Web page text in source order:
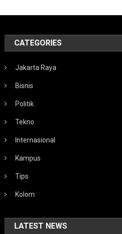
CATEGORIES
Jakarta Raya
Bisnis
Politik
Tekno
Internasional
Kampus
Tips
Kolom
LATEST NEWS